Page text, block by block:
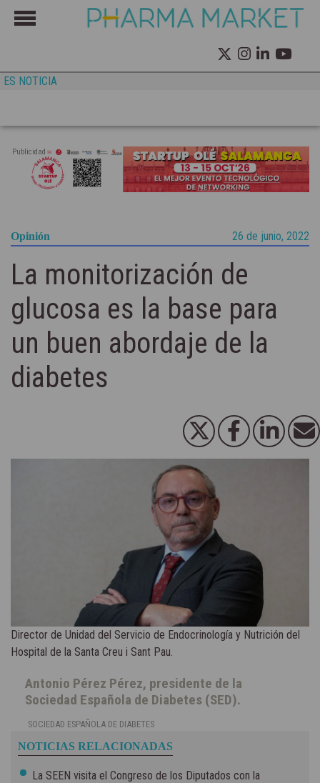
ES NOTICIA
Publicidad
Opinión 26 de junio, 2022
La monitorización de
glucosa es la base para
un buen abordaje de la
diabetes
Director de Unidad del Servicio de Endocrinología y Nutrición del
Hospital de la Santa Creu i Sant Pau.
Antonio Pérez Pérez, presidente de la
Sociedad Española de Diabetes (SED).
SOCIEDAD ESPAÑOLA DE DIABETES
NOTICIAS RELACIONADAS
La SEEN visita el Congreso de los Diputados con la